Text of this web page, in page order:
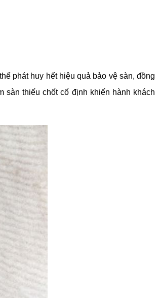
phát huy hết hiệu quả bảo vệ sàn, đồng
thiếu chốt cố định khiến hành khách